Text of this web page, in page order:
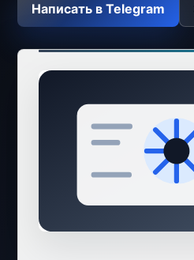
Написать в Telegram